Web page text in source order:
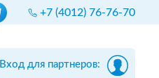
+7 (4012) 76-76-70
Вход для партнеров: